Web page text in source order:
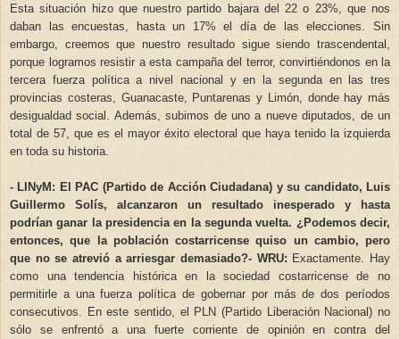
Esta situación hizo que nuestro partido bajara del 22 o 23%, que nos
daban las encuestas, hasta un 17% el día de las elecciones. Sin
embargo, creemos que nuestro resultado sigue siendo trascendental,
porque logramos resistir a esta campaña del terror, convirtiéndonos en la
tercera fuerza política a nivel nacional y en la segunda en las tres
provincias costeras, Guanacaste, Puntarenas y Limón, donde hay más
desigualdad social. Además, subimos de uno a nueve diputados, de un
total de 57, que es el mayor éxito electoral que haya tenido la izquierda
en toda su historia.
- LINyM: El PAC (Partido de Acción Ciudadana) y su candidato, Luis
Guillermo Solís, alcanzaron un resultado inesperado y hasta
podrían ganar la presidencia en la segunda vuelta. ¿Podemos decir,
entonces, que la población costarricense quiso un cambio, pero
que no se atrevió a arriesgar demasiado?- WRU: Exactamente. Hay
como una tendencia histórica en la sociedad costarricense de no
permitirle a una fuerza política de gobernar por más de dos períodos
consecutivos. En este sentido, el PLN (Partido Liberación Nacional) no
sólo se enfrentó a una fuerte corriente de opinión en contra del